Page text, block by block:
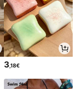
3,18€